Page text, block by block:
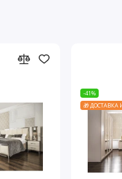
-41%
🎁 ДОСТАВКА